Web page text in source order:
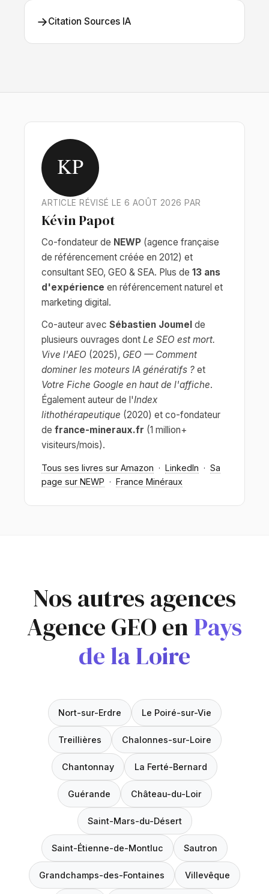
→Citation Sources IA
KP
ARTICLE RÉVISÉ LE 6 AOÛT 2026 PAR
Kévin Papot
Co-fondateur de NEWP (agence française
de référencement créée en 2012) et
consultant SEO, GEO & SEA. Plus de 13 ans
d'expérience en référencement naturel et
marketing digital.
Co-auteur avec Sébastien Joumel de
plusieurs ouvrages dont Le SEO est mort.
Vive l'AEO (2025), GEO — Comment
dominer les moteurs IA génératifs ? et
Votre Fiche Google en haut de l'affiche.
Également auteur de l'Index
lithothérapeutique (2020) et co-fondateur
de france-mineraux.fr (1 million+
visiteurs/mois).
Tous ses livres sur Amazon · LinkedIn · Sa
page sur NEWP · France Minéraux
Nos autres agences
Agence GEO en Pays
de la Loire
Nort-sur-Erdre Le Poiré-sur-Vie
Treillières Chalonnes-sur-Loire
Chantonnay La Ferté-Bernard
Guérande Château-du-Loir
Saint-Mars-du-Désert
Saint-Étienne-de-Montluc Sautron
Grandchamps-des-Fontaines Villevêque